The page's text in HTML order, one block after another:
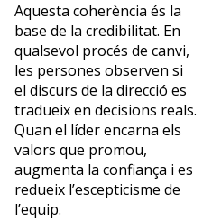
Aquesta coherència és la
base de la credibilitat. En
qualsevol procés de canvi,
les persones observen si
el discurs de la direcció es
tradueix en decisions reals.
Quan el líder encarna els
valors que promou,
augmenta la confiança i es
redueix l’escepticisme de
l’equip.